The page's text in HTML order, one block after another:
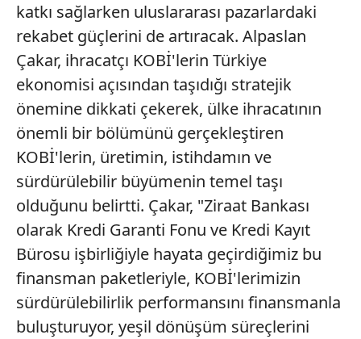
Çerezlere ilişkin tercihlerinizi aşağıda yer alan panel
vasıtasıyla belirleyebilirsiniz. Çerezlere ilişkin detaylı bilgi
için Ayarlar butonuna tıklayabilir,Çerez Bilgilendirme
Metnimiziziyaret edebilirsiniz.
6698 sayılı Kişisel Verilerin Korunması Kanunu uyarınca
hazırlanmış Aydınlatma Metnimizi okumak ve sitemizde
ilgili mevzuata uygun olarak kullanılan çerezlerle ilgili bilgi
almak için lütfentıklayınız.
katkı sağlarken uluslararası pazarlardaki
rekabet güçlerini de artıracak. Alpaslan
Çakar, ihracatçı KOBİ'lerin Türkiye
ekonomisi açısından taşıdığı stratejik
önemine dikkati çekerek, ülke ihracatının
önemli bir bölümünü gerçekleştiren
KOBİ'lerin, üretimin, istihdamın ve
sürdürülebilir büyümenin temel taşı
olduğunu belirtti. Çakar, "Ziraat Bankası
olarak Kredi Garanti Fonu ve Kredi Kayıt
Bürosu işbirliğiyle hayata geçirdiğimiz bu
finansman paketleriyle, KOBİ'lerimizin
sürdürülebilirlik performansını finansmanla
buluşturuyor, yeşil dönüşüm süreçlerini